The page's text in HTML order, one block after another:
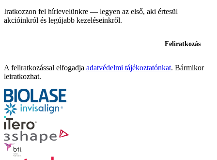
Iratkozzon fel hírlevelünkre — legyen az első, aki értesül
akcióinkról és legújabb kezeléseinkről.
Feliratkozás
A feliratkozással elfogadja adatvédelmi tájékoztatónkat. Bármikor
leiratkozhat.